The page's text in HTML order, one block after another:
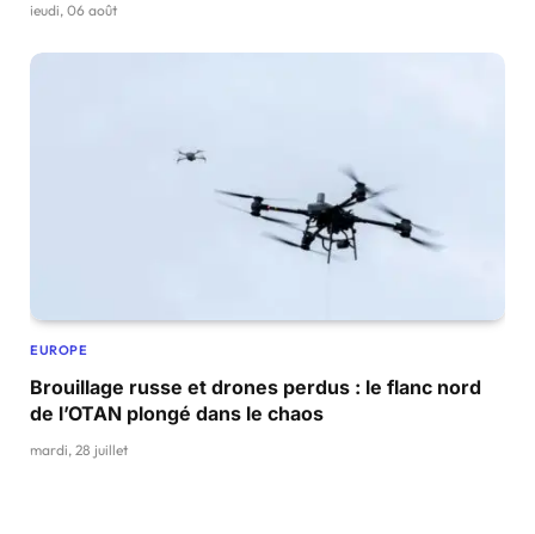
jeudi, 06 août
EUROPE
Brouillage russe et drones perdus : le flanc nord
de l’OTAN plongé dans le chaos
mardi, 28 juillet